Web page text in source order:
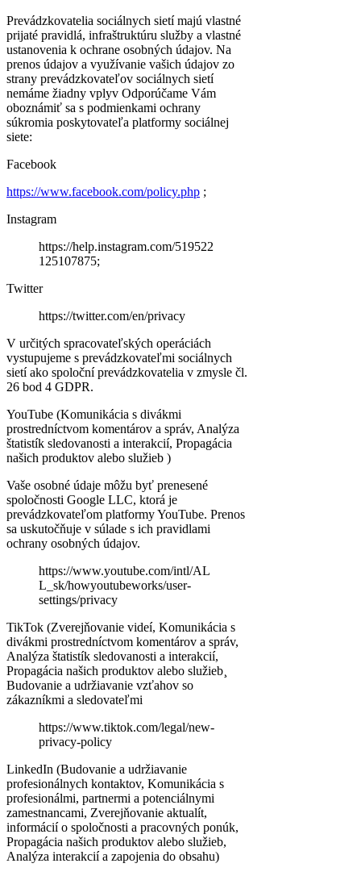
Prevádzkovatelia sociálnych sietí majú vlastné
prijaté pravidlá, infraštruktúru služby a vlastné
ustanovenia k ochrane osobných údajov. Na
prenos údajov a využívanie vašich údajov zo
strany prevádzkovateľov sociálnych sietí
nemáme žiadny vplyv Odporúčame Vám
oboznámiť sa s podmienkami ochrany
súkromia poskytovateľa platformy sociálnej
siete:
Facebook
https://www.facebook.com/policy.php ;
Instagram
https://help.instagram.com/519522
125107875;
Twitter
https://twitter.com/en/privacy
V určitých spracovateľských operáciách
vystupujeme s prevádzkovateľmi sociálnych
sietí ako spoloční prevádzkovatelia v zmysle čl.
26 bod 4 GDPR.
YouTube (Komunikácia s divákmi
prostredníctvom komentárov a správ, Analýza
štatistík sledovanosti a interakcií, Propagácia
našich produktov alebo služieb )
Vaše osobné údaje môžu byť prenesené
spoločnosti Google LLC, ktorá je
prevádzkovateľom platformy YouTube. Prenos
sa uskutočňuje v súlade s ich pravidlami
ochrany osobných údajov.
https://www.youtube.com/intl/AL
L_sk/howyoutubeworks/user-
settings/privacy
TikTok (Zverejňovanie videí, Komunikácia s
divákmi prostredníctvom komentárov a správ,
Analýza štatistík sledovanosti a interakcií,
Propagácia našich produktov alebo služieb¸
Budovanie a udržiavanie vzťahov so
zákazníkmi a sledovateľmi
https://www.tiktok.com/legal/new-
privacy-policy
LinkedIn (Budovanie a udržiavanie
profesionálnych kontaktov, Komunikácia s
profesionálmi, partnermi a potenciálnymi
zamestnancami, Zverejňovanie aktualít,
informácií o spoločnosti a pracovných ponúk,
Propagácia našich produktov alebo služieb,
Analýza interakcií a zapojenia do obsahu)